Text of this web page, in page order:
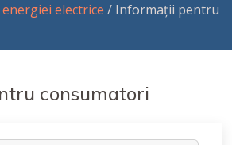
electrice / Informații pentru
consumatori